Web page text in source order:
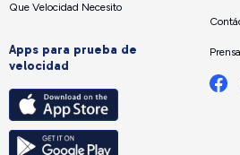
Que Velocidad Necesito
Apps para prueba de
velocidad
Prensa